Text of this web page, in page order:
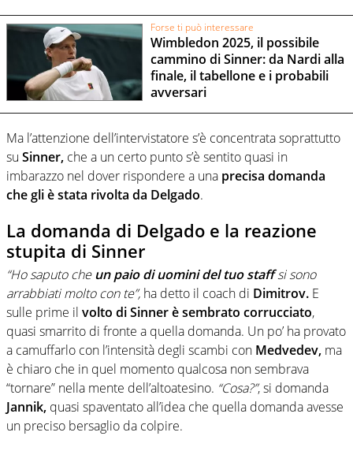
Forse ti può interessare
Wimbledon 2025, il possibile
cammino di Sinner: da Nardi alla
finale, il tabellone e i probabili
avversari
Ma l’attenzione dell’intervistatore s’è concentrata soprattutto
su Sinner, che a un certo punto s’è sentito quasi in
imbarazzo nel dover rispondere a una precisa domanda
che gli è stata rivolta da Delgado.
La domanda di Delgado e la reazione
stupita di Sinner
“Ho saputo cheun paio di uomini del tuo staffsi sono
arrabbiati molto con te”, ha detto il coach di Dimitrov. E
sulle prime il volto di Sinner è sembrato corrucciato,
quasi smarrito di fronte a quella domanda. Un po’ ha provato
a camuffarlo con l’intensità degli scambi con Medvedev, ma
è chiaro che in quel momento qualcosa non sembrava
“tornare” nella mente dell’altoatesino. “Cosa?”, si domanda
Jannik, quasi spaventato all’idea che quella domanda avesse
un preciso bersaglio da colpire.